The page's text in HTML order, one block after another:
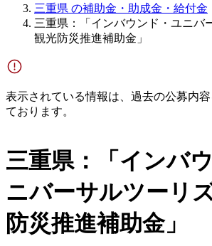
三重県 の補助金・助成金・給付金
三重県：「インバウンド・ユニバ
観光防災推進補助金」
表示されている情報は、過去の公募内
ております。
三重県：「インバ
ニバーサルツーリ
防災推進補助金」